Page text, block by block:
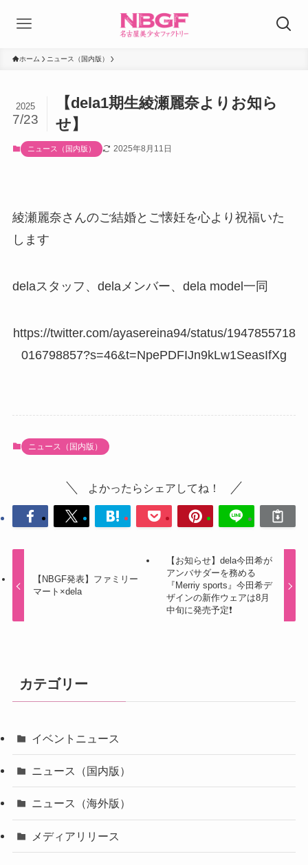
ホーム ニュース（国内版）
【dela1期生綾瀬麗奈よりお知ら
せ】
2025
7/23
ニュース（国内版） 2025年8月11日
綾瀬麗奈さんのご結婚とご懐妊を心より祝福いた
します
delaスタッフ、delaメンバー、dela model一同
https://twitter.com/ayasereina94/status/1947855718
016798857?s=46&t=NpePDFIJn9kLw1SeasIfXg
ニュース（国内版）
よかったらシェアしてね！
【NBGF発表】ファミリー
マート×dela
【お知らせ】dela今田希が
アンバサダーを務める
『Merriy sports』今田希デ
ザインの新作ウェアは8月
中旬に発売予定❗️
カテゴリー
イベントニュース
ニュース（国内版）
ニュース（海外版）
メディアリリース